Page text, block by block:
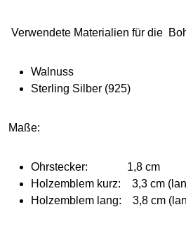
Verwendete Materialien für die
Walnuss
Sterling Silber (925)
Maße:
Ohrstecker: 1,8 cm
Holzemblem kurz: 3,3 cm
Holzemblem lang: 3,8 cm